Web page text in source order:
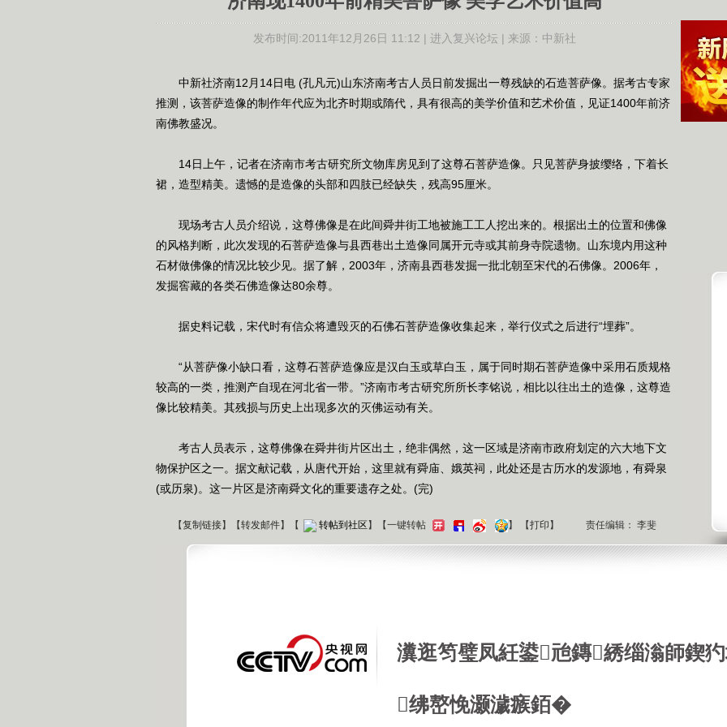
发布时间:2011年12月26日 11:12 | 进入复兴论坛| 来源： 中新社
中新社济南12月14日电 (孔凡元)山东济南考古人员日前发掘出一尊残缺的石造菩萨像。据考古专家
推测，该菩萨造像的制作年代应为北齐时期或隋代，具有很高的美学价值和艺术价值，见证1400年前济
南佛教盛况。
14日上午，记者在济南市考古研究所文物库房见到了这尊石菩萨造像。只见菩萨身披缨络，下着长
裙，造型精美。遗憾的是造像的头部和四肢已经缺失，残高95厘米。
现场考古人员介绍说，这尊佛像是在此间舜井街工地被施工工人挖出来的。根据出土的位置和佛像
的风格判断，此次发现的石菩萨造像与县西巷出土造像同属开元寺或其前身寺院遗物。山东境内用这种
石材做佛像的情况比较少见。据了解，2003年，济南县西巷发掘一批北朝至宋代的石佛像。2006年，
发掘窖藏的各类石佛造像达80余尊。
据史料记载，宋代时有信众将遭毁灭的石佛石菩萨造像收集起来，举行仪式之后进行“埋葬”。
“从菩萨像小缺口看，这尊石菩萨造像应是汉白玉或草白玉，属于同时期石菩萨造像中采用石质规格
较高的一类，推测产自现在河北省一带。”济南市考古研究所所长李铭说，相比以往出土的造像，这尊造
像比较精美。其残损与历史上出现多次的灭佛运动有关。
考古人员表示，这尊佛像在舜井街片区出土，绝非偶然，这一区域是济南市政府划定的六大地下文
物保护区之一。据文献记载，从唐代开始，这里就有舜庙、娥英祠，此处还是古历水的发源地，有舜泉
(或历泉)。这一片区是济南舜文化的重要遗存之处。(完)
【复制链接】【转发邮件】 【 转帖到社区】【一键转帖 】 【打印】 责任编辑： 李斐
瀵逛笉璧凤紝鍙兘鏄綉缁滃師鍥
绋嶅悗灏濊瘯銆�